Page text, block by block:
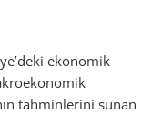
ekonomik
tahminlerini sunan